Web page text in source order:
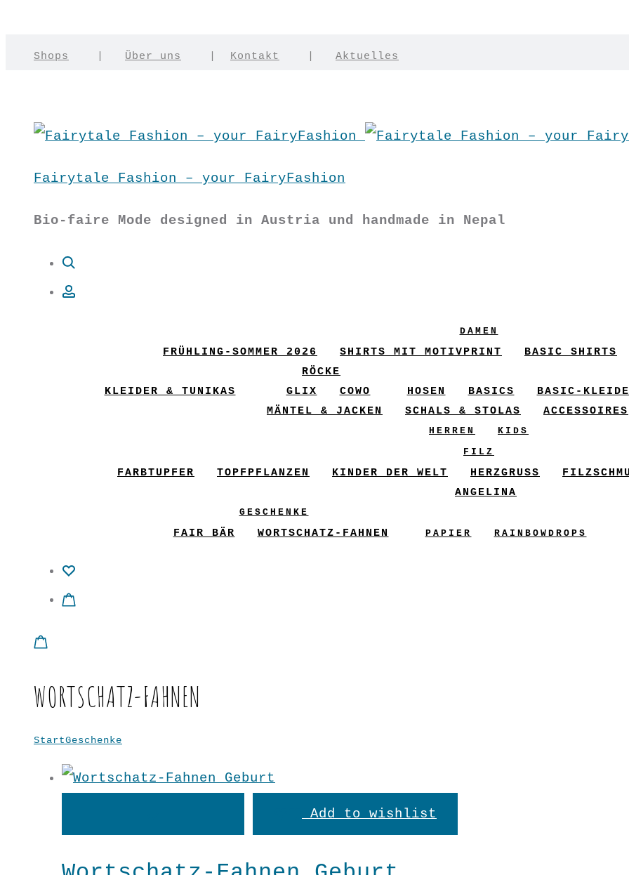
Shops Über uns Kontakt Aktuelles
Fairytale Fashion – your FairyFashion
Bio-faire Mode designed in Austria und handmade in Nepal
DAMEN
FRÜHLING-SOMMER 2026 SHIRTS MIT MOTIVPRINT BASIC SHIRTS
KLEIDER & TUNIKAS
RÖCKE
GLIX
COWO HOSEN BASICS BASIC-
MÄNTEL & JACKEN
SCHALS & STOLAS ACCESSOIRES
HERREN
KIDS
FILZ
FARBTUPFER TOPFPFLANZEN KINDER DER WELT HERZGRUSS
ANGELINA
GESCHENKE
FAIR BÄR WORTSCHATZ-FAHNEN PAPIER RAINBOWDROPS
WORTSCHATZ-FAHNEN
StartGeschenke
Add to wishlist